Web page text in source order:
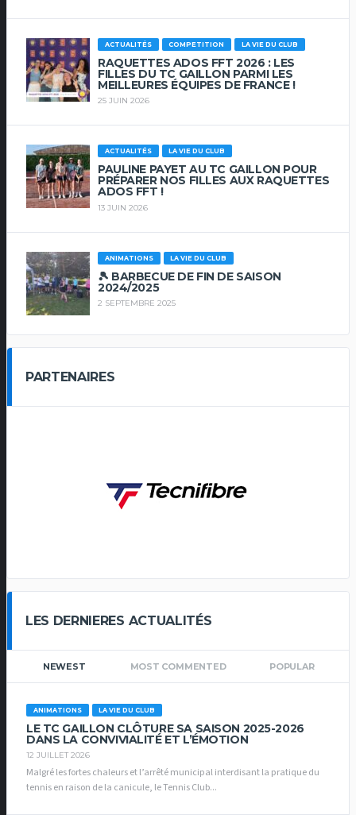
ACTUALITÉS COMPETITION LA VIE DU CLUB
RAQUETTES ADOS FFT 2026 : LES
FILLES DU TC GAILLON PARMI LES
MEILLEURES ÉQUIPES DE FRANCE !
25 JUIN 2026
ACTUALITÉS LA VIE DU CLUB
PAULINE PAYET AU TC GAILLON POUR
PRÉPARER NOS FILLES AUX RAQUETTES
ADOS FFT !
13 JUIN 2026
ANIMATIONS LA VIE DU CLUB
🎾 BARBECUE DE FIN DE SAISON
2024/2025
2 SEPTEMBRE 2025
PARTENAIRES
LES DERNIERES ACTUALITÉS
NEWEST MOST COMMENTED POPULAR
ANIMATIONS LA VIE DU CLUB
LE TC GAILLON CLÔTURE SA SAISON 2025-2026
DANS LA CONVIVIALITÉ ET L’ÉMOTION
12 JUILLET 2026
Malgré les fortes chaleurs et l’arrêté municipal interdisant la pratique du
tennis en raison de la canicule, le Tennis Club...